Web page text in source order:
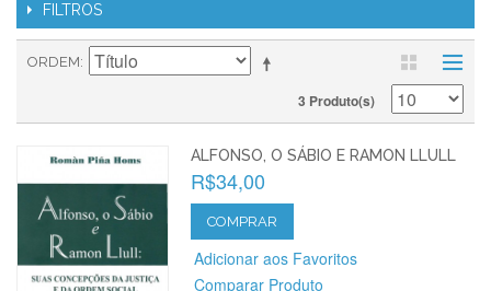
FILTROS
ORDEM
3 Produto(s)
ALFONSO, O SÁBIO E RAMON LLULL
R$34,00
COMPRAR
Adicionar aos Favoritos
Comparar Produto